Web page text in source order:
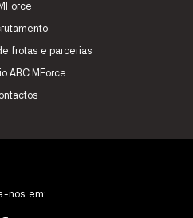
MForce
frotas e parcerias
ABC MForce
nos em: